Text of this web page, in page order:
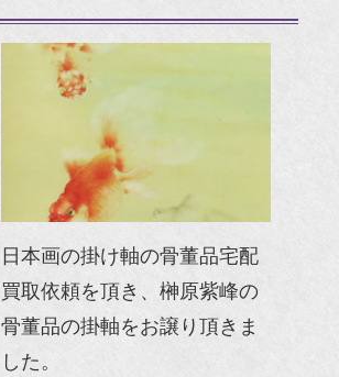
日本画の掛け軸の骨董品宅配
買取依頼を頂き、榊原紫峰の
骨董品の掛軸をお譲り頂きま
した。